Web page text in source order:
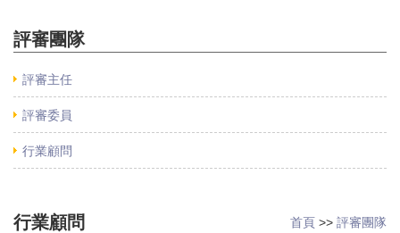
評審團隊
評審主任
評審委員
行業顧問
行業顧問 首頁 >> 評審團隊